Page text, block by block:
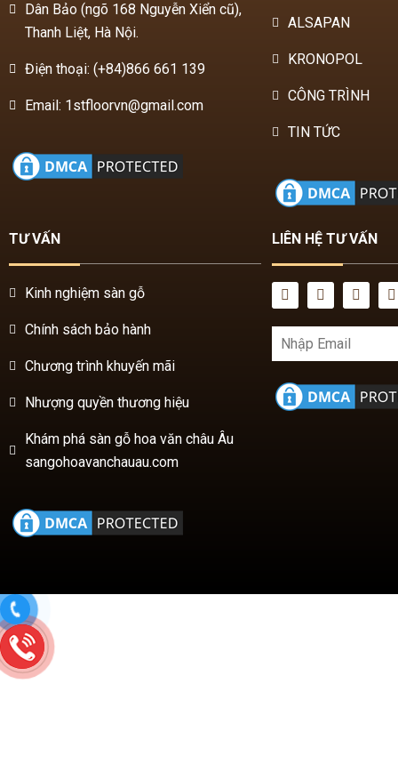
Dân Bảo (ngõ 168 Nguyễn Xiển cũ),
Thanh Liệt, Hà Nội.
Điện thoại: (+84)866 661 139
Email: 1stfloorvn@gmail.com
ALSAPAN
KRONOPOL
CÔNG TRÌNH
TIN TỨC
TƯ VẤN
Kinh nghiệm sàn gỗ
Chính sách bảo hành
Chương trình khuyến mãi
Nhượng quyền thương hiệu
Khám phá sàn gỗ hoa văn châu Âu
sangohoavanchauau.com
LIÊN HỆ TƯ VẤN